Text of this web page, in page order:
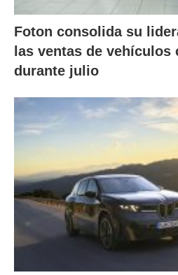
Foton consolida su
las ventas de vehículos
durante julio